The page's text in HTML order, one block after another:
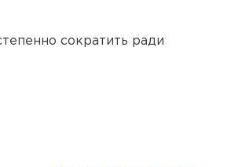
сократить ради